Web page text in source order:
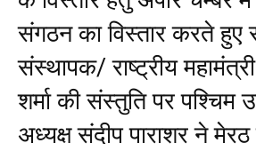
संगठन का विस्तार करते
संस्थापक/ राष्ट्रीय
शर्मा की संस्तुति पर पश्चिम
अध्यक्ष संदीप पाराशर ने